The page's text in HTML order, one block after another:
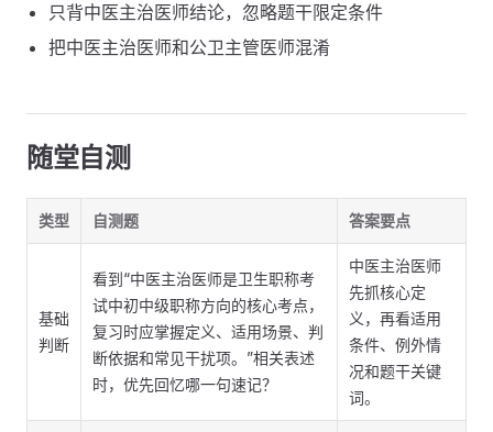
只背中医主治医师结论，忽略题干限定条件
把中医主治医师和公卫主管医师混淆
随堂自测
类型 自测题 答案要点
基础
判断
看到“中医主治医师是卫生职称考
试中初中级职称方向的核心考点，
复习时应掌握定义、适用场景、判
断依据和常见干扰项。”相关表述
时，优先回忆哪一句速记？
中医主治医师
先抓核心定
义，再看适用
条件、例外情
况和题干关键
词。